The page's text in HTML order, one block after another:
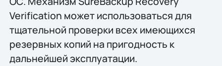
Verification может использоваться для
тщательной проверки всех имеющихся
резервных копий на пригодность к
дальнейшей эксплуатации.